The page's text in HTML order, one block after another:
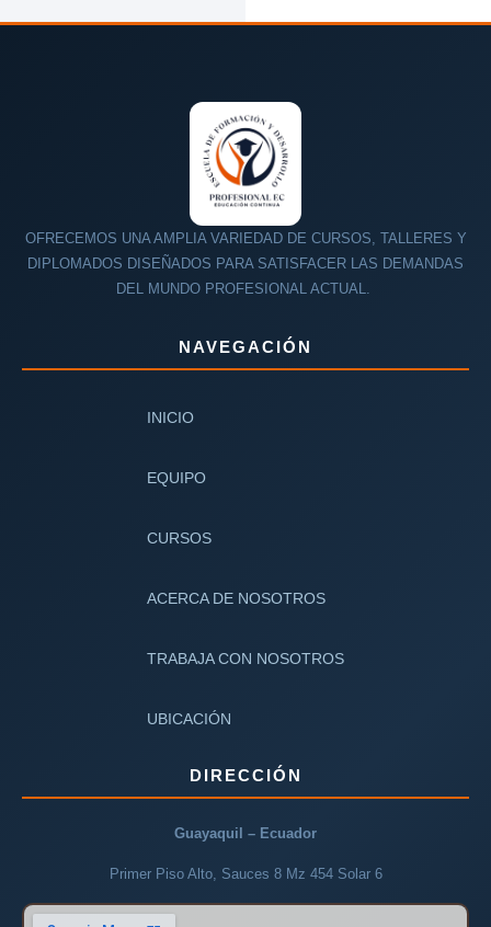
OFRECEMOS UNA AMPLIA VARIEDAD DE CURSOS, TALLERES Y
DIPLOMADOS DISEÑADOS PARA SATISFACER LAS DEMANDAS
DEL MUNDO PROFESIONAL ACTUAL.
NAVEGACIÓN
INICIO
EQUIPO
CURSOS
ACERCA DE NOSOTROS
TRABAJA CON NOSOTROS
UBICACIÓN
DIRECCIÓN
Guayaquil – Ecuador
Primer Piso Alto, Sauces 8 Mz 454 Solar 6